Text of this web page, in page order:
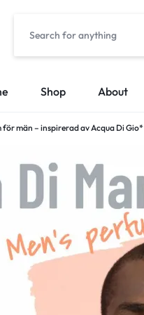
Shop About
män – inspirerad av Acqua Di Gio*